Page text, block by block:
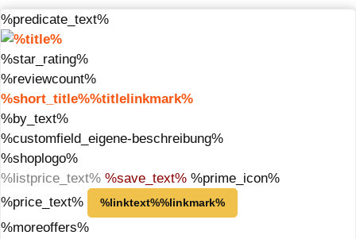
%predicate_text%
%star_rating%
%reviewcount%
%short_title%%titlelinkmark%
%by_text%
%customfield_eigene-beschreibung%
%shoplogo%
%listprice_text% %save_text% %prime_icon%
%price_text%
%linktext%%linkmark%
%moreoffers%